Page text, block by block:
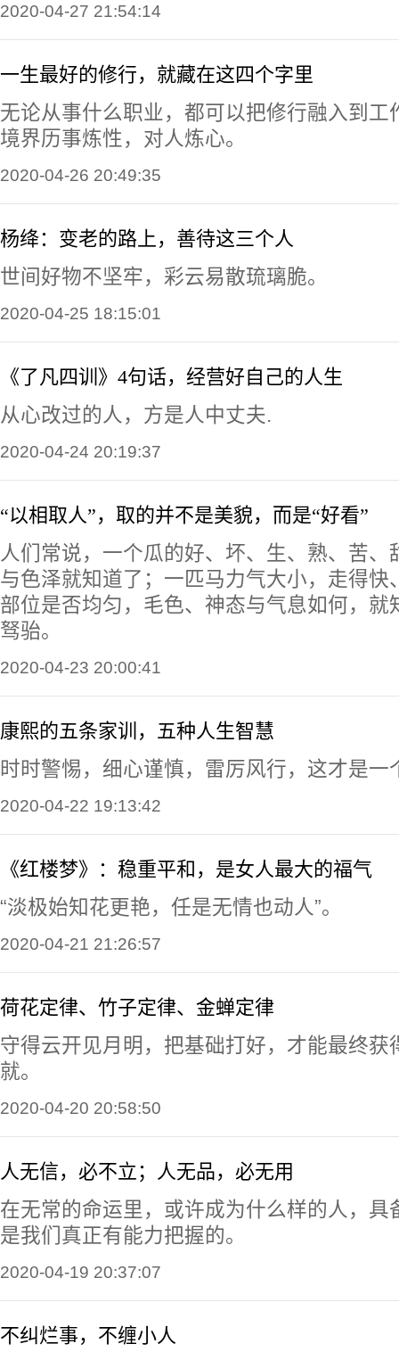
2020-04-27 21:54:14
一生最好的修行，就藏在这四个字里
无论从事什么职业，都可以把修行融入到工
境界历事炼性，对人炼心。
2020-04-26 20:49:35
杨绛：变老的路上，善待这三个人
世间好物不坚牢，彩云易散琉璃脆。
2020-04-25 18:15:01
《了凡四训》4句话，经营好自己的人生
从心改过的人，方是人中丈夫.
2020-04-24 20:19:37
“以相取人”，取的并不是美貌，而是“好看”
人们常说，一个瓜的好、坏、生、熟、苦、
与色泽就知道了；一匹马力气大小，走得快
部位是否均匀，毛色、神态与气息如何，就
驽骀。
2020-04-23 20:00:41
康熙的五条家训，五种人生智慧
时时警惕，细心谨慎，雷厉风行，这才是一
2020-04-22 19:13:42
《红楼梦》：稳重平和，是女人最大的福气
“淡极始知花更艳，任是无情也动人”。
2020-04-21 21:26:57
荷花定律、竹子定律、金蝉定律
守得云开见月明，把基础打好，才能最终获
就。
2020-04-20 20:58:50
人无信，必不立；人无品，必无用
在无常的命运里，或许成为什么样的人，具
是我们真正有能力把握的。
2020-04-19 20:37:07
不纠烂事，不缠小人